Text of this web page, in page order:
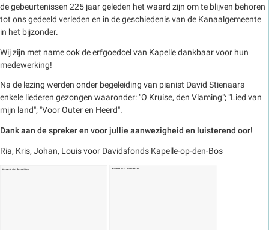
de gebeurtenissen 225 jaar geleden het waard zijn om te blijven behoren
tot ons gedeeld verleden en in de geschiedenis van de Kanaalgemeente
in het bijzonder.
Wij zijn met name ook de erfgoedcel van Kapelle dankbaar voor hun
medewerking!
Na de lezing werden onder begeleiding van pianist David Stienaars
enkele liederen gezongen waaronder: "O Kruise, den Vlaming"; "Lied van
mijn land"; "Voor Outer en Heerd".
Dank aan de spreker en voor jullie aanwezigheid en luisterend oor!
Ria, Kris, Johan, Louis voor Davidsfonds Kapelle-op-den-Bos